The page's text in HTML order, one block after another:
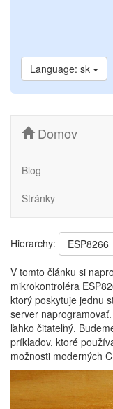
Language: sk
Domov
Blog
Stránky
Hierarchy:
ESP8266
V tomto článku si
mikrokontroléra
ktorý poskytuje jednu
server
ľahko čitateľný.
príkladov, ktoré
možnosti moderných